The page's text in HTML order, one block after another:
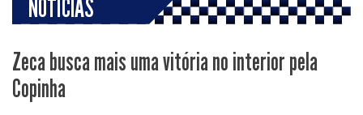
NOTÍCIAS
Zeca busca mais uma vitória no interior pela
Copinha